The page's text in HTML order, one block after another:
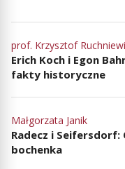
prof. Krzysztof
Erich Koch i Egon
fakty historyczne
Małgorzata Janik
Radecz i Seifersdorf:
bochenka